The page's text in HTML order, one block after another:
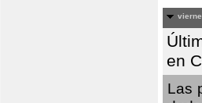
en
Las